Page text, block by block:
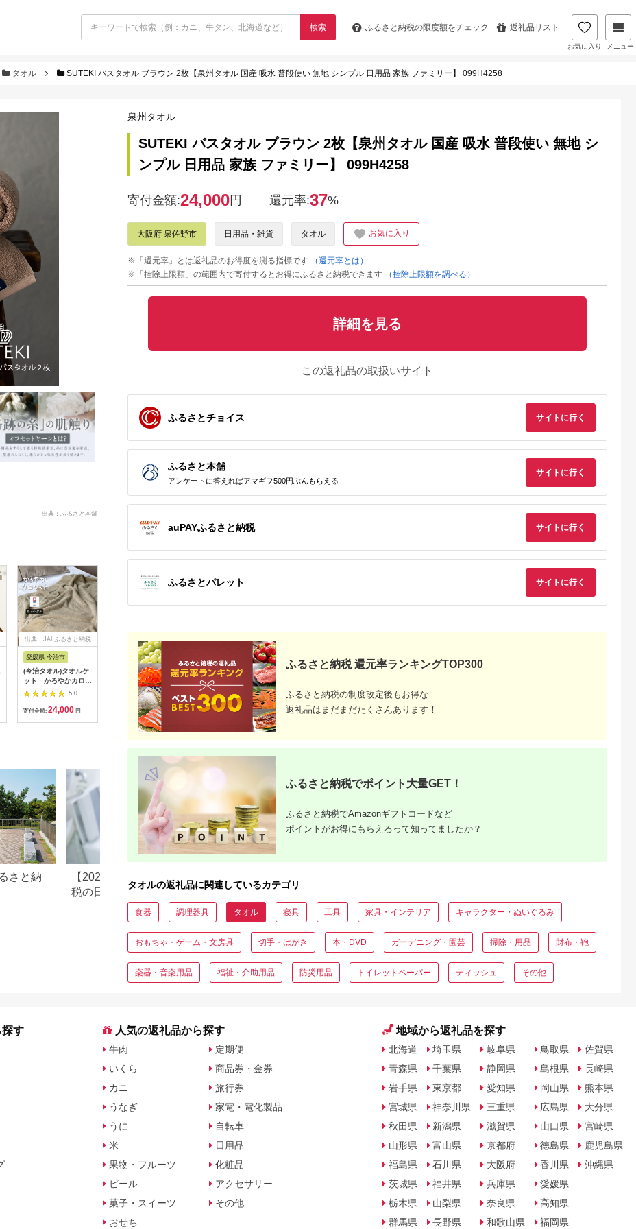
検索 ふるさと納税の限度額をチェック 返礼品リスト
お気に入り メニュー
タオル SUTEKI バスタオル ブラウン 2枚【泉州タオル 国産 吸水 普段使い 無地 シンプル 日用品 家族 ファミリー】 099H4258
出典：ふるさと本舗
出典：JALふるさと納税
愛媛県 今治市
(今治タオル)タオルケ
ット かろやかカロケ
ット(グレージュ)
【I003500KT1GG】
【1680841】
5.0
寄付金額: 24,000 円
大阪府 泉南市
【泉州タオル】泉州美
人バスタオル2枚（雲
母）【039D-228】
5.0
寄付金額:17,000
税
【ふるさと納税】【バ
スタオル3枚組】オー
ガニックコットンバス
タオル(60×120cm)か
すみグリーン
5.0
寄付金額:23,000円
福岡県 筑後市
【ふるさと納税】ダブ
ラーフェイスタオル 3
色 6枚セット 3種類×
各2枚 約33cm×86cm
料無料
5.0
寄付金額: 13,000 円
【ふるさと納税】ソフ
恐竜 コバルトブルー
ネイビー グレー
[I000680] フード付き
ル 可愛いバスタオル
乾バスタオル おくる
み 新生児
寄付金額:22,000
さと納
【2026年最新】ふるさと納
税の日用品おすすめランキ
ング｜還元率・人気・寄付
金額別に徹底比較
税のご紹介
泉州タオル
SUTEKI バスタオル ブラウン 2枚【泉州タオル 国産 吸水 普段使い 無地 シ
ンプル 日用品 家族 ファミリー】 099H4258
寄付金額:24,000円 還元率:37%
大阪府 泉佐野市 日用品・雑貨 タオル お気に入り
※「還元率」とは返礼品のお得度を測る指標です
（還元率とは）
※「控除上限額」の範囲内で寄付するとお得にふるさと納税できます
（控除上限額を調べる）
詳細を見る
この返礼品の取扱いサイト
ふるさとチョイス サイトに行く
ふるさと本舗
アンケートに答えればアマギフ500円ぶんもらえる
サイトに行く
auPAYふるさと納税 サイトに行く
ふるさとパレット サイトに行く
ふるさと納税 還元率ランキングTOP300
ふるさと納税の制度改定後もお得な
返礼品はまだまだたくさんあります！
ふるさと納税でポイント大量GET！
ふるさと納税でAmazonギフトコードなど
ポイントがお得にもらえるって知ってましたか？
タオルの返礼品に関連しているカテゴリ
食器 調理器具 タオル 寝具 工具 家具・インテリア キャラクター・ぬいぐるみ
おもちゃ・ゲーム・文房具 切手・はがき 本・DVD ガーデニング・園芸 掃除・用品 財布・鞄
楽器・音楽用品 福祉・介助用品 防災用品 トイレットペーパー ティッシュ その他
探す 人気の返礼品から探す
牛肉
いくら
カニ
うなぎ
うに
米
果物・フルーツ
ビール
菓子・スイーツ
おせち
定期便
商品券・金券
旅行券
家電・電化製品
自転車
日用品
化粧品
アクセサリー
その他
地域から返礼品を探す
北海道
青森県
岩手県
宮城県
秋田県
山形県
福島県
茨城県
栃木県
群馬県
埼玉県
千葉県
東京都
神奈川県
新潟県
富山県
石川県
福井県
山梨県
長野県
岐阜県
静岡県
愛知県
三重県
滋賀県
京都府
大阪府
兵庫県
奈良県
和歌山県
鳥取県
島根県
岡山県
広島県
山口県
徳島県
香川県
愛媛県
高知県
福岡県
佐賀県
長崎県
熊本県
大分県
宮崎県
鹿児島県
沖縄県